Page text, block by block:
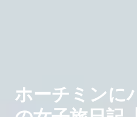
ホーチミンに